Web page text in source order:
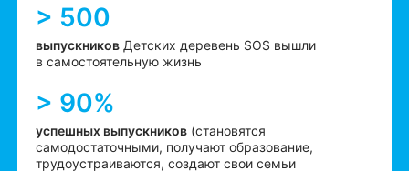
> 500
выпускников Детских деревень SOS вышли
в самостоятельную жизнь
> 90%
успешных выпускников (становятся
самодостаточными, получают образование,
трудоустраиваются, создают свои семьи